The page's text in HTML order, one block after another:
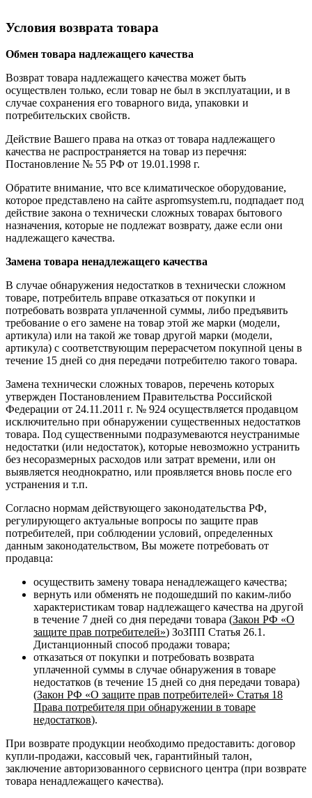
Условия возврата товара
Обмен товара надлежащего качества
Возврат товара надлежащего качества может быть
осуществлен только, если товар не был в эксплуатации, и в
случае сохранения его товарного вида, упаковки и
потребительских свойств.
Действие Вашего права на отказ от товара надлежащего
качества не распространяется на товар из перечня:
Постановление № 55 РФ от 19.01.1998 г.
Обратите внимание, что все климатическое оборудование,
которое представлено на сайте aspromsystem.ru, подпадает под
действие закона о технически сложных товарах бытового
назначения, которые не подлежат возврату, даже если они
надлежащего качества.
Замена товара ненадлежащего качества
В случае обнаружения недостатков в технически сложном
товаре, потребитель вправе отказаться от покупки и
потребовать возврата уплаченной суммы, либо предъявить
требование о его замене на товар этой же марки (модели,
артикула) или на такой же товар другой марки (модели,
артикула) с соответствующим перерасчетом покупной цены в
течение 15 дней со дня передачи потребителю такого товара.
Замена технически сложных товаров, перечень которых
утвержден Постановлением Правительства Российской
Федерации от 24.11.2011 г. № 924 осуществляется продавцом
исключительно при обнаружении существенных недостатков
товара. Под существенными подразумеваются неустранимые
недостатки (или недостаток), которые невозможно устранить
без несоразмерных расходов или затрат времени, или он
выявляется неоднократно, или проявляется вновь после его
устранения и т.п.
Согласно нормам действующего законодательства РФ,
регулирующего актуальные вопросы по защите прав
потребителей, при соблюдении условий, определенных
данным законодательством, Вы можете потребовать от
продавца:
осуществить замену товара ненадлежащего качества;
вернуть или обменять не подошедший по каким-либо
характеристикам товар надлежащего качества на другой
в течение 7 дней со дня передачи товара (Закон РФ «О
защите прав потребителей») ЗоЗПП Статья 26.1.
Дистанционный способ продажи товара;
отказаться от покупки и потребовать возврата
уплаченной суммы в случае обнаружения в товаре
недостатков (в течение 15 дней со дня передачи товара)
(Закон РФ «О защите прав потребителей» Статья 18
Права потребителя при обнаружении в товаре
недостатков).
При возврате продукции необходимо предоставить: договор
купли-продажи, кассовый чек, гарантийный талон,
заключение авторизованного сервисного центра (при возврате
товара ненадлежащего качества).